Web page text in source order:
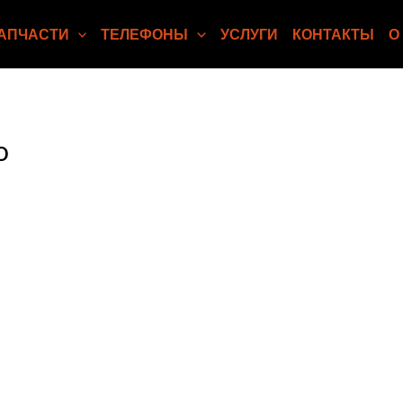
ТЕЛЕФОНЫ УСЛУГИ КОНТАКТЫ О